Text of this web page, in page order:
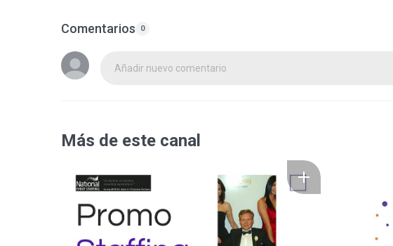
Comentarios 0
Añadir nuevo comentario
Más de este canal